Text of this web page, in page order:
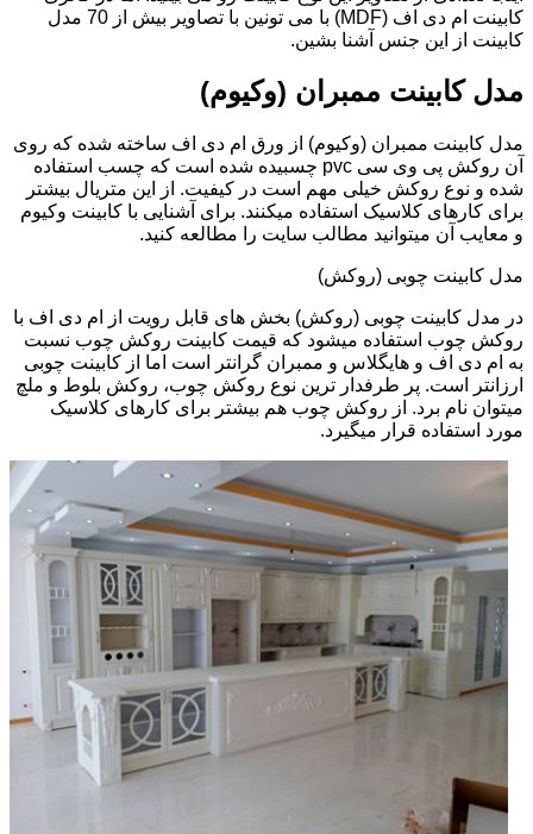
کابینت ام دی اف (MDF) با می تونین با تصاویر بیش از 70 مدل
کابینت از این جنس آشنا بشین.
مدل کابینت ممبران (وکیوم)
مدل کابینت ممبران (وکیوم) از ورق ام دی اف ساخته شده که روی
آن روکش پی وی سی pvc چسبیده شده است که چسب استفاده
شده و نوع روکش خیلی مهم است در کیفیت. از این متریال بیشتر
برای کارهای کلاسیک استفاده میکنند. برای آشنایی با کابینت وکیوم
و معایب آن میتوانید مطالب سایت را مطالعه کنید.
مدل کابینت چوبی (روکش)
در مدل کابینت چوبی (روکش) بخش های قابل رویت از ام دی اف با
روکش چوب استفاده میشود که قیمت کابینت روکش چوب نسبت
به ام دی اف و هایگلاس و ممبران گرانتر است اما از کابینت چوبی
ارزانتر است. پر طرفدار ترین نوع روکش چوب، روکش بلوط و ملچ
میتوان نام برد. از روکش چوب هم بیشتر برای کارهای کلاسیک
مورد استفاده قرار میگیرد.